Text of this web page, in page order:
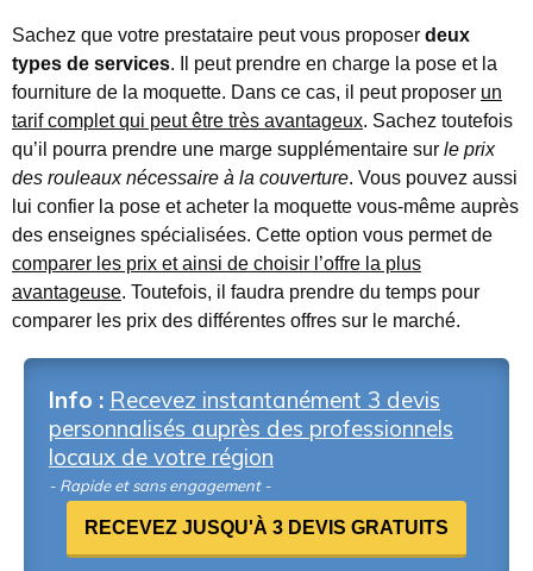
Sachez que votre prestataire peut vous proposer deux
types de services. Il peut prendre en charge la pose et la
fourniture de la moquette. Dans ce cas, il peut proposer un
tarif complet qui peut être très avantageux. Sachez toutefois
qu’il pourra prendre une marge supplémentaire sur le prix
des rouleaux nécessaire à la couverture. Vous pouvez aussi
lui confier la pose et acheter la moquette vous-même auprès
des enseignes spécialisées. Cette option vous permet de
comparer les prix et ainsi de choisir l’offre la plus
avantageuse. Toutefois, il faudra prendre du temps pour
comparer les prix des différentes offres sur le marché.
Info : Recevez instantanément 3 devis
personnalisés auprès des professionnels
locaux de votre région
- Rapide et sans engagement -
RECEVEZ JUSQU'À 3 DEVIS GRATUITS